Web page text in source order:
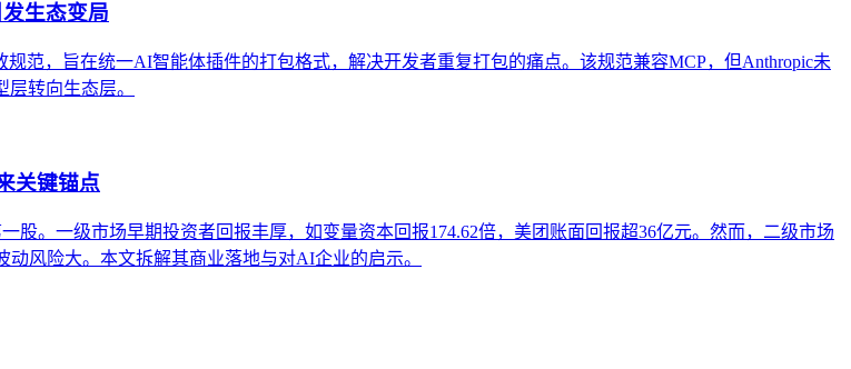
生态变局
范，旨在统一AI智能体插件的打包格式，解决开发者重复打包的痛点。该规范兼容MCP，但Anthropic未
转向生态层。
关键锚点
股。一级市场早期投资者回报丰厚，如变量资本回报174.62倍，美团账面回报超36亿元。然而，二级市场
风险大。本文拆解其商业落地与对AI企业的启示。